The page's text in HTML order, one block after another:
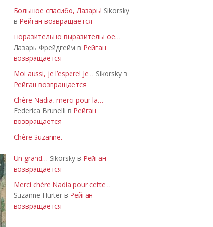
Большое спасибо, Лазарь! Sikorsky
в Рейган возвращается
Поразительно выразительное…
Лазарь Фрейдгейм в Рейган
возвращается
Moi aussi, je l’espère! Je… Sikorsky в
Рейган возвращается
Chère Nadia, merci pour la…
Federica Brunelli в Рейган
возвращается
Chère Suzanne,
Un grand… Sikorsky в Рейган
возвращается
Merci chère Nadia pour cette…
Suzanne Hurter в Рейган
возвращается